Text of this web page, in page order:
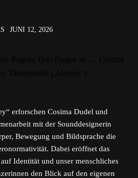
JUNI 12, 2026
erforschen Cosima Dudel und
mit der Sounddesignerin
Bewegung und Bildsprache die
Dabei eröffnet das
Identität und unser menschliches
den Blick auf den eigenen